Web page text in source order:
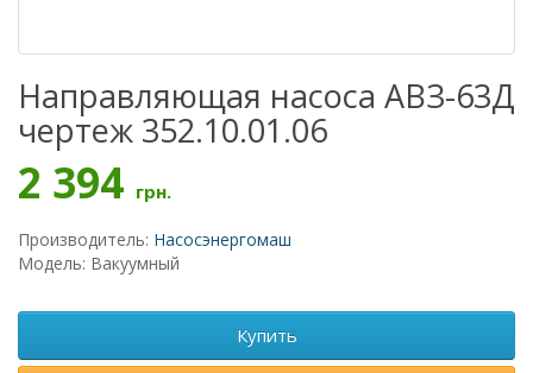
Направляющая насоса АВЗ-63Д
чертеж 352.10.01.06
2 394 грн.
Производитель: Насосэнергомаш
Модель: Вакуумный
Купить